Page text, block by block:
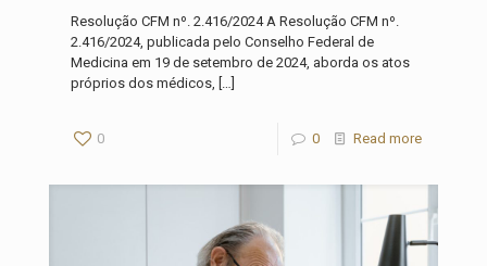
Resolução CFM nº. 2.416/2024 A Resolução CFM nº.
2.416/2024, publicada pelo Conselho Federal de
Medicina em 19 de setembro de 2024, aborda os atos
próprios dos médicos, […]
0 0 Read more